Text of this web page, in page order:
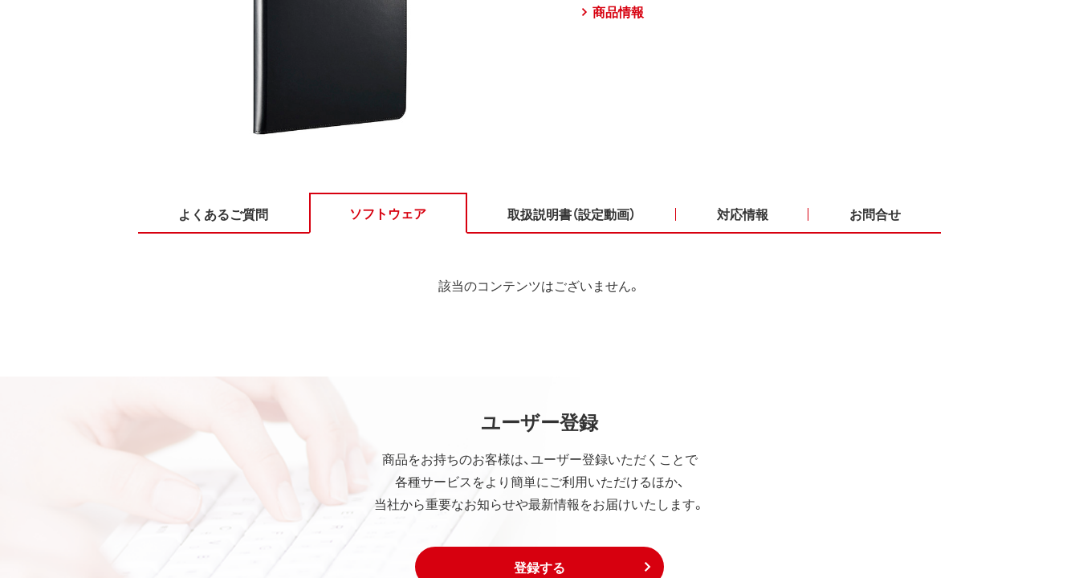
商品情報
よくあるご質問 ソフトウェア 取扱説明書（設定動画） 対応情報 お問合せ
該当のコンテンツはございません。
ユーザー登録
商品をお持ちのお客様は、ユーザー登録いただくことで
各種サービスをより簡単にご利用いただけるほか、
当社から重要なお知らせや最新情報をお届けいたします。
登録する